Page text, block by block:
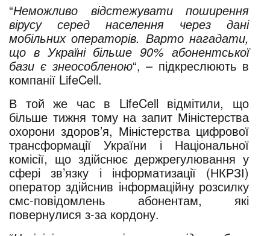
“Неможливо відстежувати поширення
вірусу серед населення через дані
мобільних операторів. Варто нагадати,
що в Україні більше 90% абонентської
бази є знеособленою“, – підкреслюють в
компанії LifeCell.
В той же час в LifeCell відмітили, що
більше тижня тому на запит Міністерства
охорони здоров’я, Міністерства цифрової
трансформації України і Національної
комісії, що здійснює держрегулювання у
сфері зв’язку і інформатизації (НКРЗІ)
оператор здійснив інформаційну розсилку
смс-повідомлень абонентам, які
повернулися з-за кордону.